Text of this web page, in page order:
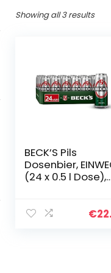
Showing all 3 results
BECK’S Pils
Dosenbier,
(24 x 0.5 l Dose),
€